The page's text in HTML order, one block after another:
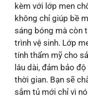
kèm với lớp men
không chỉ giúp bề
sáng bóng mà còn
trình vệ sinh. Lớp
tính thẩm mỹ cho
lâu dài, đảm bảo
thời gian. Bạn sẽ
sắm tủ mới chỉ vì